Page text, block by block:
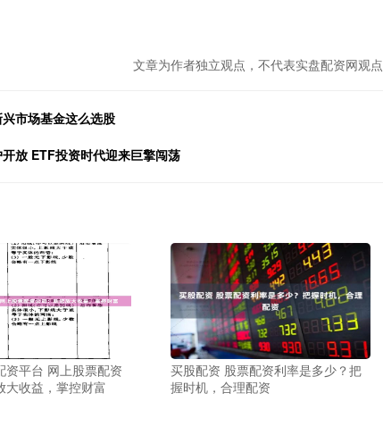
文章为作者独立观点，不代表实盘配资网观点
市场基金这么选股
放 ETF投资时代迎来巨擎闯荡
资平台 网上股票配资
大收益，掌控财富
买股配资 股票配资利率是多少？把
握时机，合理配资